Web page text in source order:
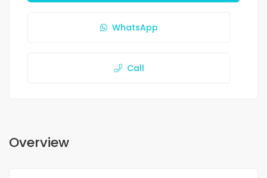
WhatsApp
Call
Overview